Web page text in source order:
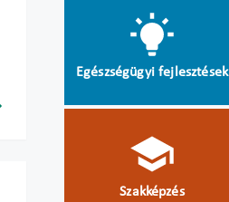
Egészségügyi fejlesztések
Szakképzés